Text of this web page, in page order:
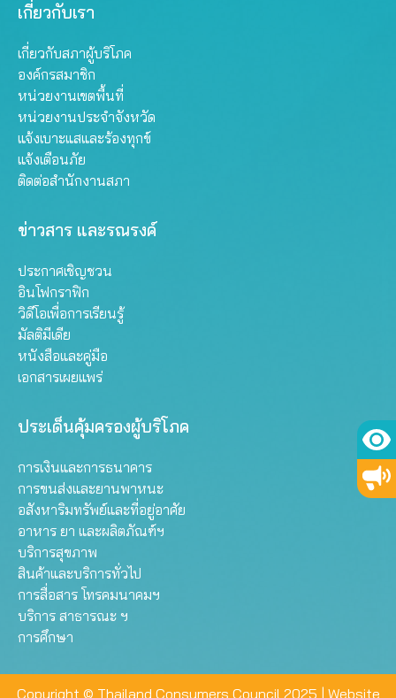
เกี่ยวกับเรา
เกี่ยวกับสภาผู้บริโภค
องค์กรสมาชิก
หน่วยงานเขตพื้นที่
หน่วยงานประจำจังหวัด
แจ้งเบาะแสและร้องทุกข์
แจ้งเตือนภัย
ติดต่อสำนักงานสภา
ข่าวสาร และรณรงค์
ประกาศเชิญชวน
อินโฟกราฟิก
วิดีโอเพื่อการเรียนรู้
มัลติมีเดีย
หนังสือและคู่มือ
เอกสารเผยแพร่
ประเด็นคุ้มครองผู้บริโภค
การเงินและการธนาคาร
การขนส่งและยานพาหนะ
อสังหาริมทรัพย์และที่อยู่อาศัย
อาหาร ยา และผลิตภัณฑ์ฯ
บริการสุขภาพ
สินค้าและบริการทั่วไป
การสื่อสาร โทรคมนาคมฯ
บริการ สาธารณะ ฯ
การศึกษา
Copyright © Thailand Consumers Council 2025 | Website